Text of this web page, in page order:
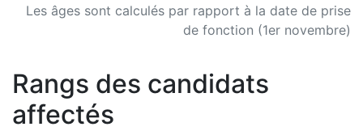
Les âges sont calculés par rapport à la date de prise
de fonction (1er novembre)
Rangs des candidats
affectés